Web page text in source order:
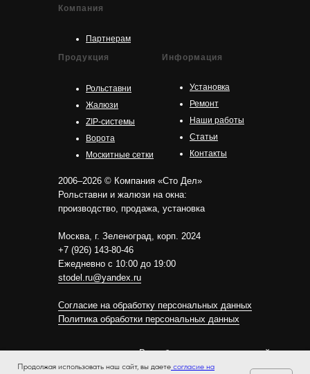
Компания
Партнерам
Продукция
Рольставни
Жалюзи
ZIP-системы
Ворота
Москитные сетки
Информация
Установка
Ремонт
Наши работы
Статьи
Контакты
2006–2026 © Компания «Сто Дел»
Рольставни и жалюзи на окна:
производство, продажа, установка
Москва, г. Зеленоград, корп. 2024
+7 (926) 143-80-46
Ежедневно с 10:00 до 19:00
stodel.ru@yandex.ru
Согласие на обработку персональных данных
Политика обработки персональных данных
Разработка и продвижение сайта
—Сергей Просветов
Продолжая использовать наш сайт, вы даете согласие на